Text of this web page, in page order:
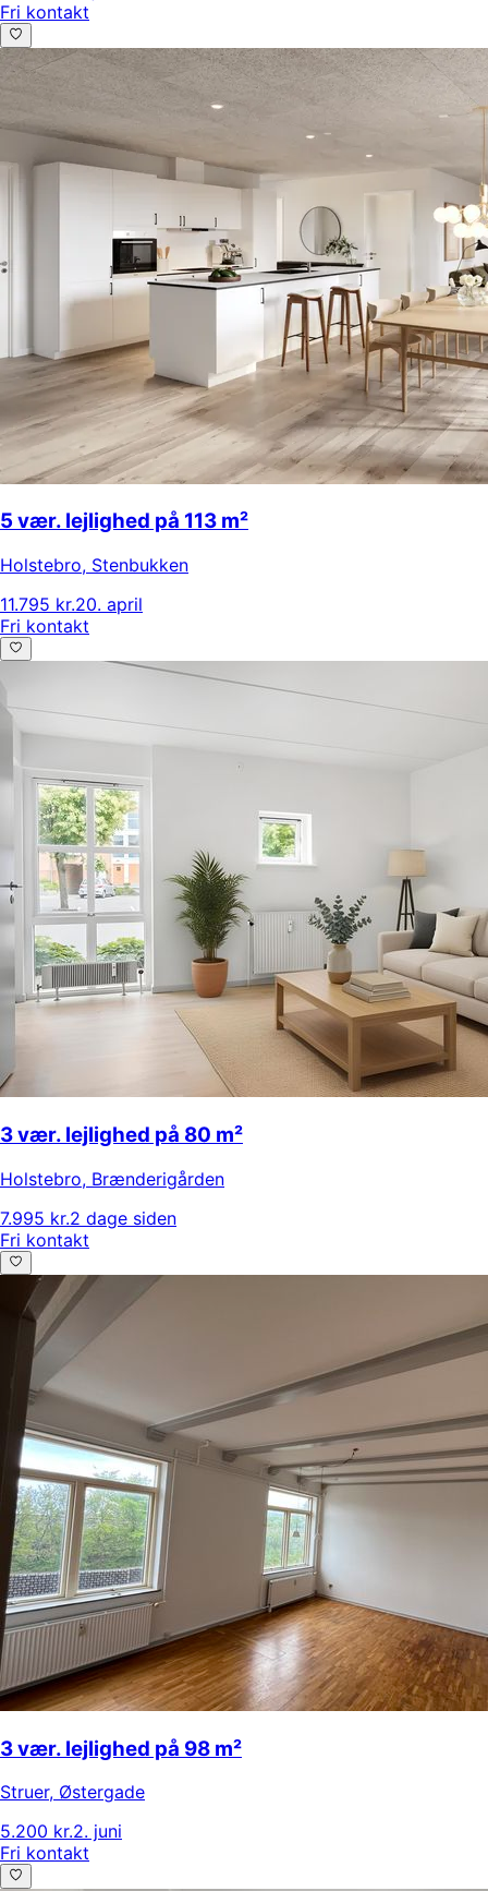
Fri kontakt
5 vær. lejlighed på 113 m²
Holstebro, Stenbukken
11.795 kr.20. april
Fri kontakt
3 vær. lejlighed på 80 m²
Holstebro, Brænderigården
7.995 kr.2 dage siden
Fri kontakt
3 vær. lejlighed på 98 m²
Struer, Østergade
5.200 kr.2. juni
Fri kontakt